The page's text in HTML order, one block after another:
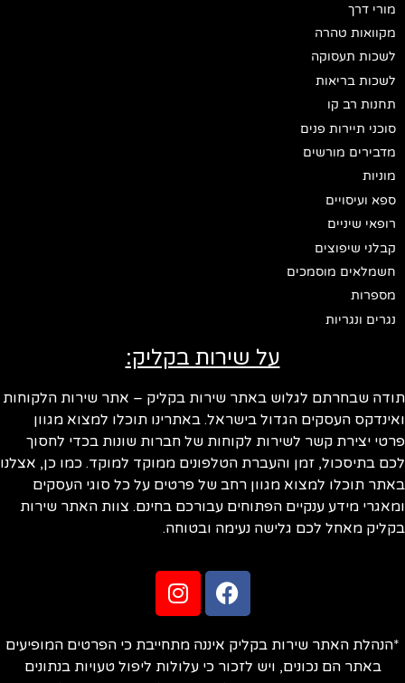
מורי דרך
מקוואות טהרה
לשכות תעסוקה
לשכות בריאות
תחנות רב קו
סוכני תיירות פנים
מדבירים מורשים
מוניות
ספא ועיסויים
רופאי שיניים
קבלני שיפוצים
חשמלאים מוסמכים
מספרות
נגרים ונגריות
על שירות בקליק:
שבחרתם לגלוש באתר שירות בקליק – אתר שירות הלקוחות
העסקים הגדול בישראל. באתרינו תוכלו למצוא מגוון
יצירת קשר לשירות לקוחות של חברות שונות בכדי לחסוך
בתיסכול, זמן והעברת הטלפונים ממוקד למוקד. כמו כן, אצלנו
תוכלו למצוא מגוון רחב של פרטים על כל סוגי העסקים
מידע ענקיים הפתוחים עבורכם בחינם. צוות האתר שירות
מאחל לכם גלישה נעימה ובטוחה.
האתר שירות בקליק איננה מתחייבת כי הפרטים המופיעים
באתר הם נכונים, ויש לזכור כי עלולות ליפול טעויות בנתונים